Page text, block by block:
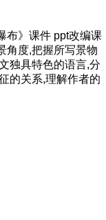
布》课件 ppt改编课
角度,把握所写景物
独具特色的语言,分
的关系,理解作者的